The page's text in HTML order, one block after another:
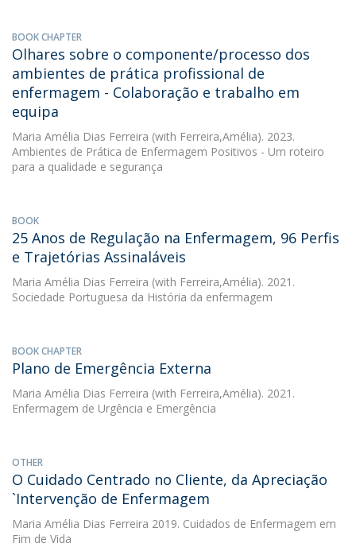
BOOK CHAPTER
Olhares sobre o componente/processo dos
ambientes de prática profissional de
enfermagem - Colaboração e trabalho em
equipa
Maria Amélia Dias Ferreira (with Ferreira,Amélia). 2023.
Ambientes de Prática de Enfermagem Positivos - Um roteiro
para a qualidade e segurança
BOOK
25 Anos de Regulação na Enfermagem, 96 Perfis
e Trajetórias Assinaláveis
Maria Amélia Dias Ferreira (with Ferreira,Amélia). 2021.
Sociedade Portuguesa da História da enfermagem
BOOK CHAPTER
Plano de Emergência Externa
Maria Amélia Dias Ferreira (with Ferreira,Amélia). 2021.
Enfermagem de Urgência e Emergência
OTHER
O Cuidado Centrado no Cliente, da Apreciação
`Intervenção de Enfermagem
Maria Amélia Dias Ferreira 2019. Cuidados de Enfermagem em
Fim de Vida